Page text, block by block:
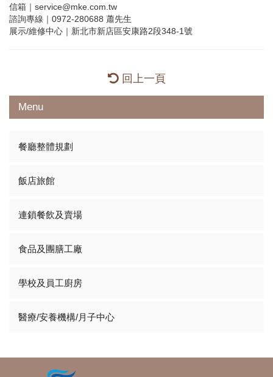
信箱｜service@mke.com.tw
諮詢專線｜0972-280688 蕭先生
展示/維修中心｜新北市新店區安康路2段348-1號
回上一頁
Menu
餐廳整體規劃
飯店旅館
連鎖餐飲及賣場
食品及團膳工廠
學校及員工廚房
醫療/安養機構/月子中心